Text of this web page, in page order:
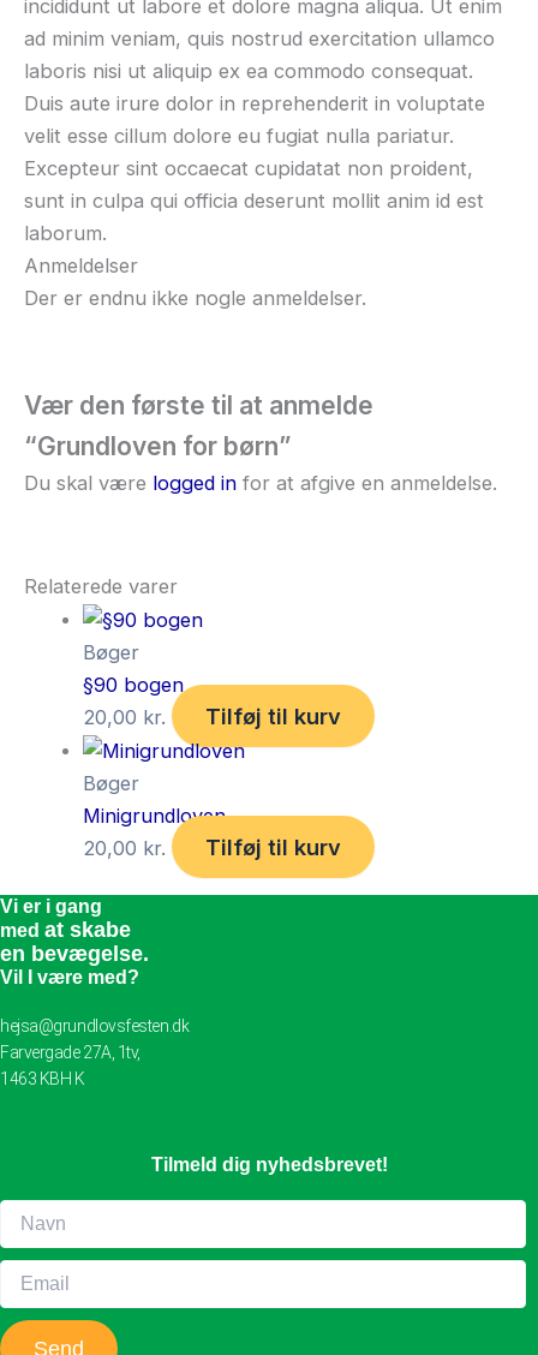
incididunt ut labore et dolore magna aliqua. Ut enim
ad minim veniam, quis nostrud exercitation ullamco
laboris nisi ut aliquip ex ea commodo consequat.
Duis aute irure dolor in reprehenderit in voluptate
velit esse cillum dolore eu fugiat nulla pariatur.
Excepteur sint occaecat cupidatat non proident,
sunt in culpa qui officia deserunt mollit anim id est
laborum.
Anmeldelser
Der er endnu ikke nogle anmeldelser.
Vær den første til at anmelde
“Grundloven for børn”
Du skal være logged in for at afgive en anmeldelse.
Relaterede varer
Bøger
§90 bogen
20,00 kr. Tilføj til kurv
Bøger
Minigrundloven
20,00 kr. Tilføj til kurv
Vi er i gang
med at skabe
en bevægelse.
Vil I være med?
hejsa@grundlovsfesten.dk
Farvergade 27A, 1tv,
1463 KBH K
Tilmeld dig nyhedsbrevet!
Send